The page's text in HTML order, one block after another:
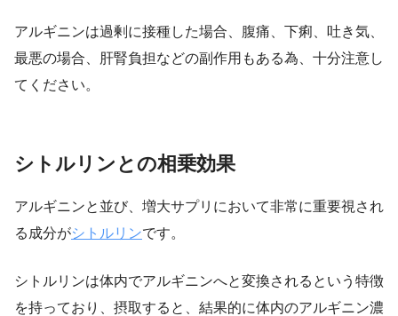
アルギニンは過剰に接種した場合、腹痛、下痢、吐き気、
最悪の場合、肝腎負担などの副作用もある為、十分注意し
てください。
シトルリンとの相乗効果
アルギニンと並び、増大サプリにおいて非常に重要視され
る成分がシトルリンです。
シトルリンは体内でアルギニンへと変換されるという特徴
を持っており、摂取すると、結果的に体内のアルギニン濃